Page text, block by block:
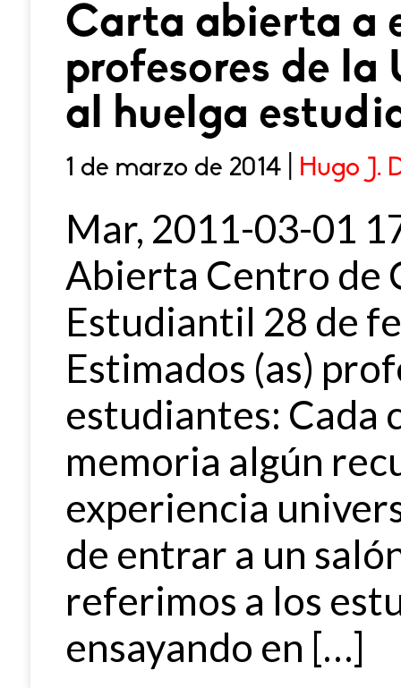
Carta abierta a
profesores de la
al huelga
1 de marzo de 2014 | Hugo J.
Mar, 2011-03-01
Abierta Centro de
Estudiantil 28 de
Estimados (as)
estudiantes: Cada
memoria algún
experiencia
de entrar a un
referimos a los
ensayando en […]